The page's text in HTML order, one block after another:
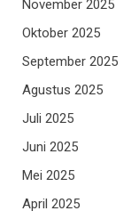
November 2025
Oktober 2025
September 2025
Agustus 2025
Juli 2025
Juni 2025
Mei 2025
April 2025